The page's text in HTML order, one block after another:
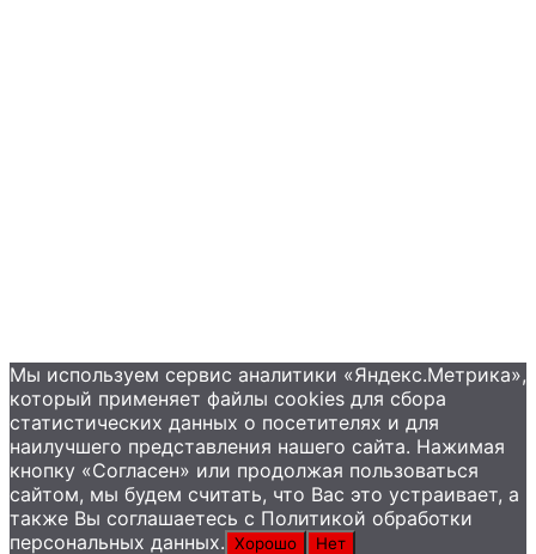
Мы используем сервис аналитики «Яндекс.Метрика»,
который применяет файлы сookies для сбора
статистических данных о посетителях и для
наилучшего представления нашего сайта. Нажимая
кнопку «Согласен» или продолжая пользоваться
сайтом, мы будем считать, что Вас это устраивает, а
также Вы соглашаетесь с Политикой обработки
персональных данных. Хорошо Нет